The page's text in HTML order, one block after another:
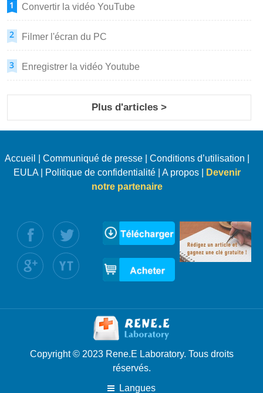
Convertir la vidéo YouTube
Filmer l'écran du PC
Enregistrer la vidéo Youtube
Plus d'articles >
Accueil Communiqué de presse| Conditions d’utilisation
EULA| Politique de confidentialité| A propos|
Devenir
notre partenaire
nous :
Copyright © 2023 Rene.E Laboratory. Tous droits
réservés.
Langues